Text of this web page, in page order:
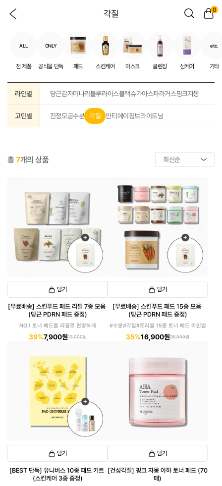
각질 0
ALL
전 제품
ONLY
공식몰 단독 패드 스킨케어 마스크 클렌징 선케어
etc.
기타
라인별 당근감자미나리블루라이스블랙슈가아스파라거스핑크자몽
고민별 진정모공수분 각질 안티에이징브라이트닝
총7개의 상품
담기
[무료배송] 스킨푸드 패드 리필 7종 모음
(당근 PDRN 패드 증정)
NO.1 토너 패드를 리필로 현명하게
39%7,900원13,000원
담기
[무료배송] 스킨푸드 패드 15종 모음
(당근 PDRN 패드 증정)
#수분#각질#트러블 15종 토너 패드 라인업
35%16,900원26,000원
담기
[BEST 단독] 유니버스 10종 패드 키트
(스킨케어 3종 증정)
담기
[건성각질] 핑크 자몽 아하 토너 패드 (70
매)